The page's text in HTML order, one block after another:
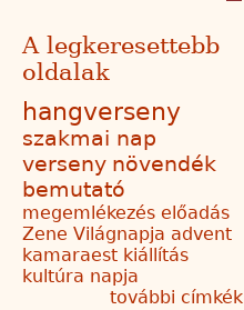
A legkeresettebb
oldalak
hangverseny
szakmai nap
verseny növendék
bemutató
megemlékezés előadás
Zene Világnapja advent
kamaraest kiállítás
kultúra napja
további címkék